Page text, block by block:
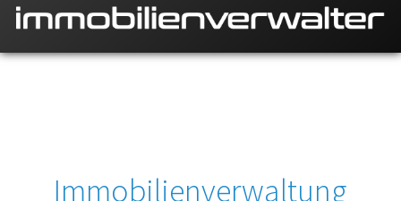
Immobilienverwaltung